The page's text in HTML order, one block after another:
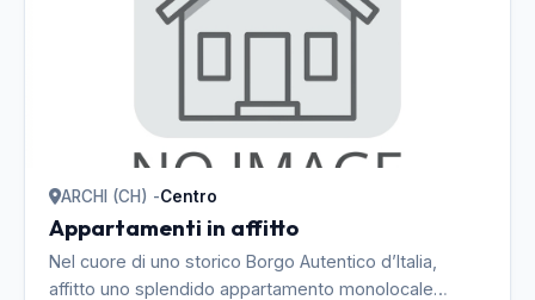
ARCHI (CH) -Centro
Appartamenti in affitto
Nel cuore di uno storico Borgo Autentico d’Italia,
affitto uno splendido appartamento monolocale